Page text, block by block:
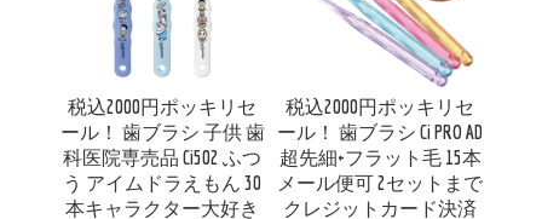
税込2000円ポッキリセ
ール！ 歯ブラシ 子供 歯
科医院専売品 Ci502 ふつ
う アイムドラえもん 30
本キャラクター大好き
税込2000円ポッキリセ
ール！ 歯ブラシ Ci PRO AD
超先細+フラット毛 15本
メール便可 2セットまで
クレジットカード決済